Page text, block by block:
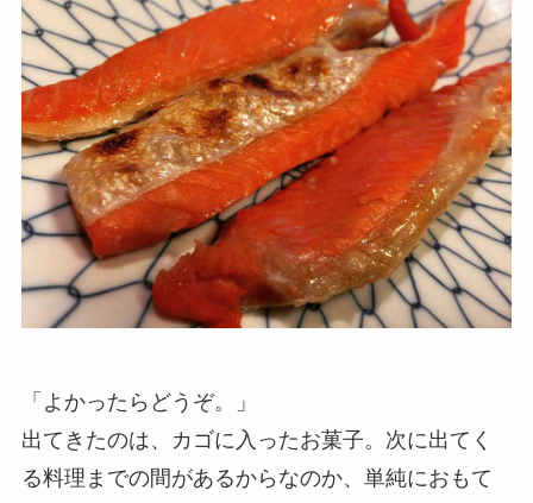
「よかったらどうぞ。」
出てきたのは、カゴに入ったお菓子。次に出てく
る料理までの間があるからなのか、単純におもて